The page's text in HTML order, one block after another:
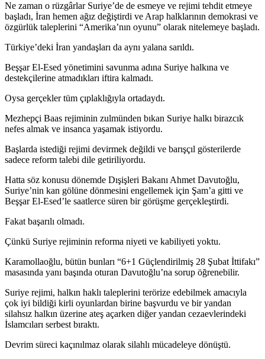
Ne zaman o rüzgârlar Suriye’de de esmeye ve rejimi tehdit etmeye
başladı, İran hemen ağız değiştirdi ve Arap halklarının demokrasi ve
özgürlük taleplerini “Amerika’nın oyunu” olarak nitelemeye başladı.
Türkiye’deki İran yandaşları da aynı yalana sarıldı.
Beşşar El-Esed yönetimini savunma adına Suriye halkına ve
destekçilerine atmadıkları iftira kalmadı.
Oysa gerçekler tüm çıplaklığıyla ortadaydı.
Mezhepçi Baas rejiminin zulmünden bıkan Suriye halkı birazcık
nefes almak ve insanca yaşamak istiyordu.
Başlarda istediği rejimi devirmek değildi ve barışçıl gösterilerde
sadece reform talebi dile getiriliyordu.
Hatta söz konusu dönemde Dışişleri Bakanı Ahmet Davutoğlu,
Suriye’nin kan gölüne dönmesini engellemek için Şam’a gitti ve
Beşşar El-Esed’le saatlerce süren bir görüşme gerçekleştirdi.
Fakat başarılı olmadı.
Çünkü Suriye rejiminin reforma niyeti ve kabiliyeti yoktu.
Karamollaoğlu, bütün bunları “6+1 Güçlendirilmiş 28 Şubat İttifakı”
masasında yanı başında oturan Davutoğlu’na sorup öğrenebilir.
Suriye rejimi, halkın haklı taleplerini terörize edebilmek amacıyla
çok iyi bildiği kirli oyunlardan birine başvurdu ve bir yandan
silahsız halkın üzerine ateş açarken diğer yandan cezaevlerindeki
İslamcıları serbest bıraktı.
Devrim süreci kaçınılmaz olarak silahlı mücadeleye dönüştü.